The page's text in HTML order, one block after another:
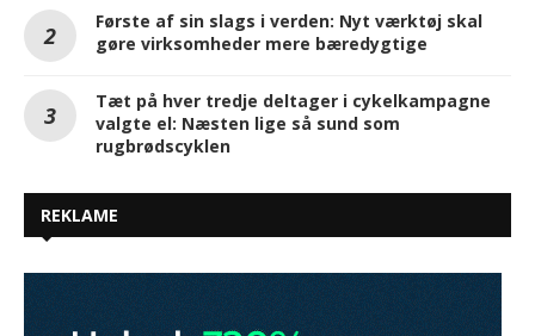
Første af sin slags i verden: Nyt værktøj skal
gøre virksomheder mere bæredygtige
Tæt på hver tredje deltager i cykelkampagne
valgte el: Næsten lige så sund som
rugbrødscyklen
REKLAME